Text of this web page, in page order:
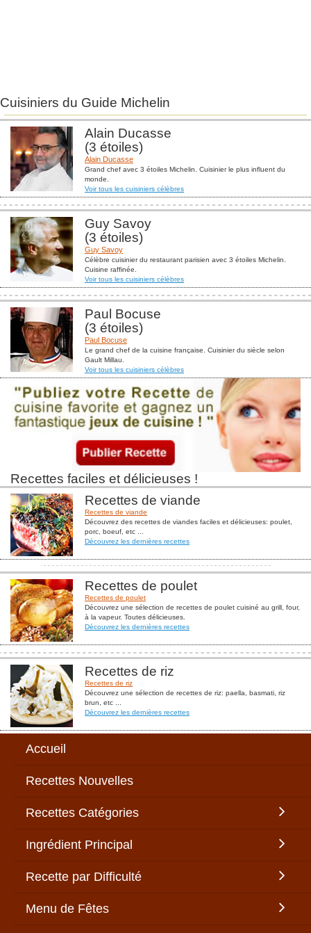
Cuisiniers du Guide Michelin
Alain Ducasse
(3 étoiles)
Alain Ducasse
Grand chef avec 3 étoiles Michelin. Cuisinier le plus influent du
monde.
Voir tous les cuisiniers célèbres
Guy Savoy
(3 étoiles)
Guy Savoy
Célèbre cuisinier du restaurant parisien avec 3 étoiles Michelin.
Cuisine raffinée.
Voir tous les cuisiniers célèbres
Paul Bocuse
(3 étoiles)
Paul Bocuse
Le grand chef de la cuisine française. Cuisinier du siècle selon
Gault Millau.
Voir tous les cuisiniers célèbres
Recettes faciles et délicieuses !
Recettes de viande
Recettes de viande
Découvrez des recettes de viandes faciles et délicieuses: poulet,
porc, boeuf, etc ...
Découvrez les dernières recettes
Recettes de poulet
Recettes de poulet
Découvrez une sélection de recettes de poulet cuisiné au grill, four,
à la vapeur. Toutes délicieuses.
Découvrez les dernières recettes
Recettes de riz
Recettes de riz
Découvrez une sélection de recettes de riz: paella, basmati, riz
brun, etc ...
Découvrez les dernières recettes
Accueil
Recettes Nouvelles
Recettes Catégories
Ingrédient Principal
Recette par Difficulté
Menu de Fêtes